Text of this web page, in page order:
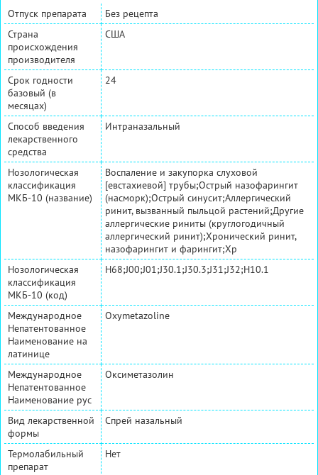
Отпуск препарата
Без рецепта
Страна
происхождения
производителя
США
Срок годности
базовый (в
месяцах)
24
Способ введения
лекарственного
средства
Интраназальный
Нозологическая
классификация
МКБ-10 (название)
Воспаление и закупорка слуховой
[евстахиевой] трубы;Острый назофарингит
(насморк);Острый синусит;Аллергический
ринит, вызванный пыльцой растений;Другие
аллергические риниты (круглогодичный
аллергический ринит);Хронический ринит,
назофарингит и фарингит;Хр
Нозологическая
классификация
МКБ-10 (код)
H68;J00;J01;J30.1;J30.3;J31;J32;H10.1
Международное
Непатентованное
Наименование на
латинице
Oxymetazoline
Международное
Непатентованное
Наименование рус
Оксиметазолин
Вид лекарственной
формы
Спрей назальный
Термолабильный
препарат
Нет